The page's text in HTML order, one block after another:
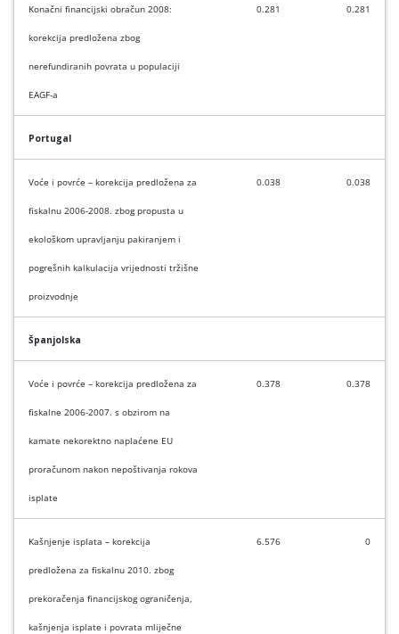
Konačni financijski obračun 2008:
korekcija predložena zbog
nerefundiranih povrata u populaciji
EAGF-a
0.281 0.281
Portugal
Voće i povrće – korekcija predložena za
fiskalnu 2006-2008. zbog propusta u
ekološkom upravljanju pakiranjem i
pogrešnih kalkulacija vrijednosti tržišne
proizvodnje
0.038 0.038
Španjolska
Voće i povrće – korekcija predložena za
fiskalne 2006-2007. s obzirom na
kamate nekorektno naplaćene EU
proračunom nakon nepoštivanja rokova
isplate
0.378 0.378
Kašnjenje isplata – korekcija
predložena za fiskalnu 2010. zbog
prekoračenja financijskog ograničenja,
kašnjenja isplate i povrata mliječne
6.576 0